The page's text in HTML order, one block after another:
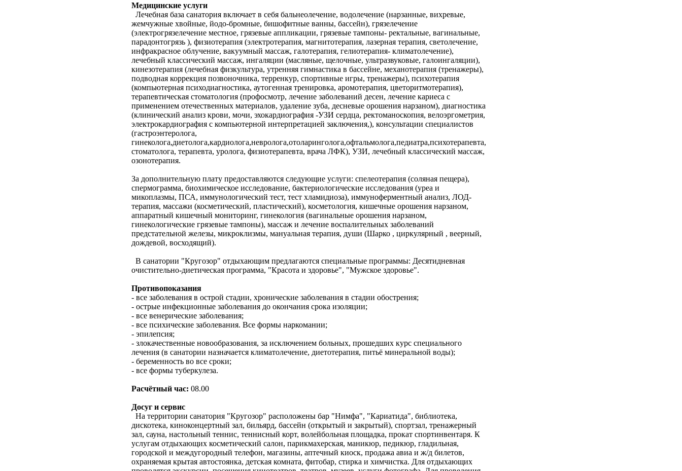
Медицинские услуги
Лечебная база санатория включает в себя бальнеолечение, водолечение (нарзанные, вихревые,
жемчужные хвойные, йодо-бромные, бишофитные ванны, бассейн), грязелечение
(электрогрязелечение местное, грязевые аппликации, грязевые тампоны- ректальные, вагинальные,
парадонтогрязь ), физиотерапия (электротерапия, магнитотерапия, лазерная терапия, светолечение,
инфракрасное облучение, вакуумный массаж, галотерапия, гелиотерапия- климатолечение),
лечебный классический массаж, ингаляции (масляные, щелочные, ультразвуковые, галоингаляции),
кинезотерапия (лечебная физкультура, утренняя гимнастика в бассейне, механотерапия (тренажеры),
подводная коррекция позвоночника, терренкур, спортивные игры, тренажеры), психотерапия
(компьютерная психодиагностика, аутогенная тренировка, аромотерапия, цветоритмотерапия),
терапевтическая стоматология (профосмотр, лечение заболеваний десен, лечение кариеса с
применением отечественных материалов, удаление зуба, десневые орошения нарзаном), диагностика
(клинический анализ крови, мочи, эхокардиография -УЗИ сердца, ректоманоскопия, велоэргометрия,
электрокардиография с компьютерной интерпретацией заключения,), консультации специалистов
(гастроэнтеролога,
гинеколога,диетолога,кардиолога,невролога,отоларинголога,офтальмолога,педиатра,психотерапевта,
стоматолога, терапевта, уролога, физиотерапевта, врача ЛФК), УЗИ, лечебный классический массаж,
озонотерапия.
За дополнительную плату предоставляются следующие услуги: спелеотерапия (соляная пещера),
спермограмма, биохимическое исследование, бактериологические исследования (уреа и
микоплазмы, ПСА, иммунологический тест, тест хламидиоза), иммуноферментный анализ, ЛОД-
терапия, массажи (косметический, пластический), косметология, кишечные орошения нарзаном,
аппаратный кишечный мониторинг, гинекология (вагинальные орошения нарзаном,
гинекологические грязевые тампоны), массаж и лечение воспалительных заболеваний
предстательной железы, микроклизмы, мануальная терапия, души (Шарко , циркулярный , веерный,
дождевой, восходящий).
В санатории "Кругозор" отдыхающим предлагаются специальные программы: Десятидневная
очистительно-диетическая программа, "Красота и здоровье", "Мужское здоровье".
Противопоказания
- все заболевания в острой стадии, хронические заболевания в стадии обострения;
- острые инфекционные заболевания до окончания срока изоляции;
- все венерические заболевания;
- все психические заболевания. Все формы наркомании;
- эпилепсия;
- злокачественные новообразования, за исключением больных, прошедших курс специального
лечения (в санатории назначается климатолечение, диетотерапия, питьё минеральной воды);
- беременность во все сроки;
- все формы туберкулеза.
Расчётный час: 08.00
Досуг и сервис
На территории санатория "Кругозор" расположены бар "Нимфа", "Кариатида", библиотека,
дискотека, киноконцертный зал, бильярд, бассейн (открытый и закрытый), спортзал, тренажерный
зал, сауна, настольный теннис, теннисный корт, волейбольная площадка, прокат спортинвентаря. К
услугам отдыхающих косметический салон, парикмахерская, маникюр, педикюр, гладильная,
городской и междугородный телефон, магазины, аптечный киоск, продажа авиа и ж/д билетов,
охраняемая крытая автостоянка, детская комната, фитобар, стирка и химчистка. Для отдыхающих